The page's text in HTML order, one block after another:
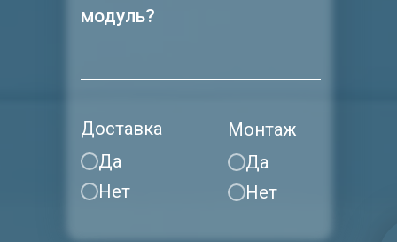
модуль?
Доставка
Да
Нет
Монтаж
Да
Нет